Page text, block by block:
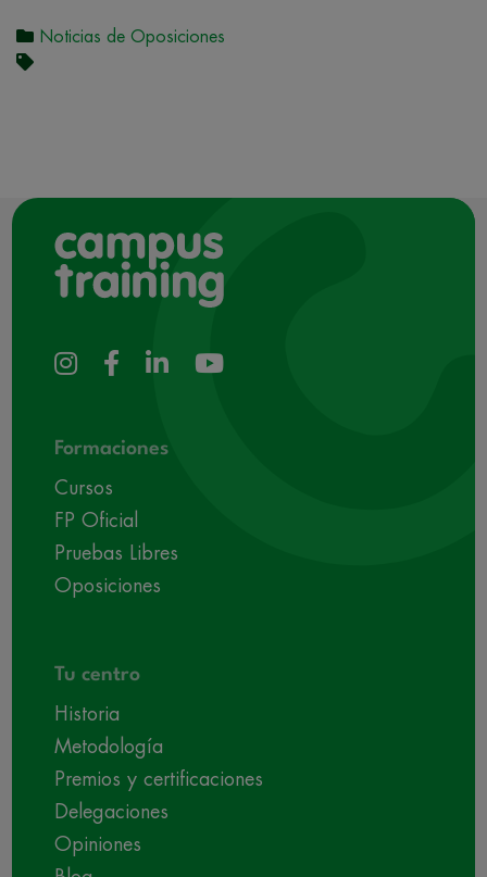
Noticias de Oposiciones
Formaciones
Cursos
FP Oficial
Pruebas Libres
Oposiciones
Tu centro
Historia
Metodología
Premios y certificaciones
Delegaciones
Opiniones